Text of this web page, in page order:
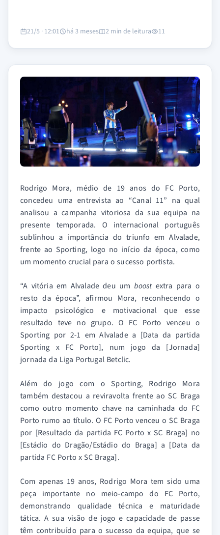
21/5 · 12:01 há 3 meses 2 min de leitura 11
Rodrigo Mora, médio de 19 anos do FC Porto,
concedeu uma entrevista ao “Canal 11” na qual
analisou a campanha vitoriosa da sua equipa na
presente temporada. O internacional português
sublinhou a importância do triunfo em Alvalade,
frente ao Sporting, logo no início da época, como
um momento crucial para o sucesso portista.
“A vitória em Alvalade deu um boostextra para o
resto da época”, afirmou Mora, reconhecendo o
impacto psicológico e motivacional que esse
resultado teve no grupo. O FC Porto venceu o
Sporting por 2-1 em Alvalade a [Data da partida
Sporting x FC Porto], num jogo da [Jornada]
jornada da Liga Portugal Betclic.
Além do jogo com o Sporting, Rodrigo Mora
também destacou a reviravolta frente ao SC Braga
como outro momento chave na caminhada do FC
Porto rumo ao título. O FC Porto venceu o SC Braga
por [Resultado da partida FC Porto x SC Braga] no
[Estádio do Dragão/Estádio do Braga] a [Data da
partida FC Porto x SC Braga].
Com apenas 19 anos, Rodrigo Mora tem sido uma
peça importante no meio-campo do FC Porto,
demonstrando qualidade técnica e maturidade
tática. A sua visão de jogo e capacidade de passe
têm contribuído para o sucesso da equipa, que se